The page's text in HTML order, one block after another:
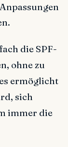
die SPF-
ohne zu
ermöglicht
sich
immer die